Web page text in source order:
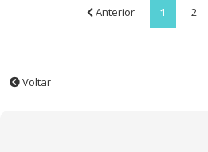
Anterior 1 2
Voltar